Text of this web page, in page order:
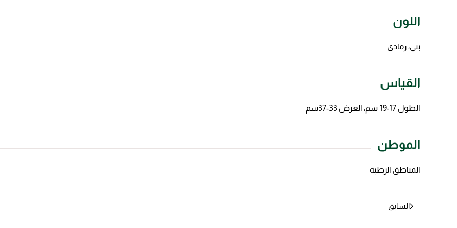
اللون
بني، رمادي
القياس
الطول 17-19 سم، العرض 33-37سم
الموطن
المناطق الرطبة
السابق